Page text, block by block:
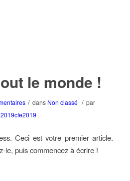
le monde !
/ dans Non classé / par
2019cfe2019
Ceci est votre premier article.
le, puis commencez à écrire !